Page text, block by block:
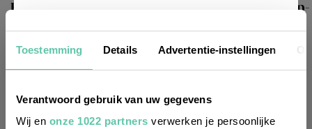
Toestemming Details Advertentie-instellingen
Verantwoord gebruik van uw gegevens
Wij en onze 1022 partners verwerken je persoonlijke
Erfrischung in den französischen Bergen: 6 Top-
Newsletter
regelmäßig über Trends, neue
Entdeckungen und Insider-Tipps für